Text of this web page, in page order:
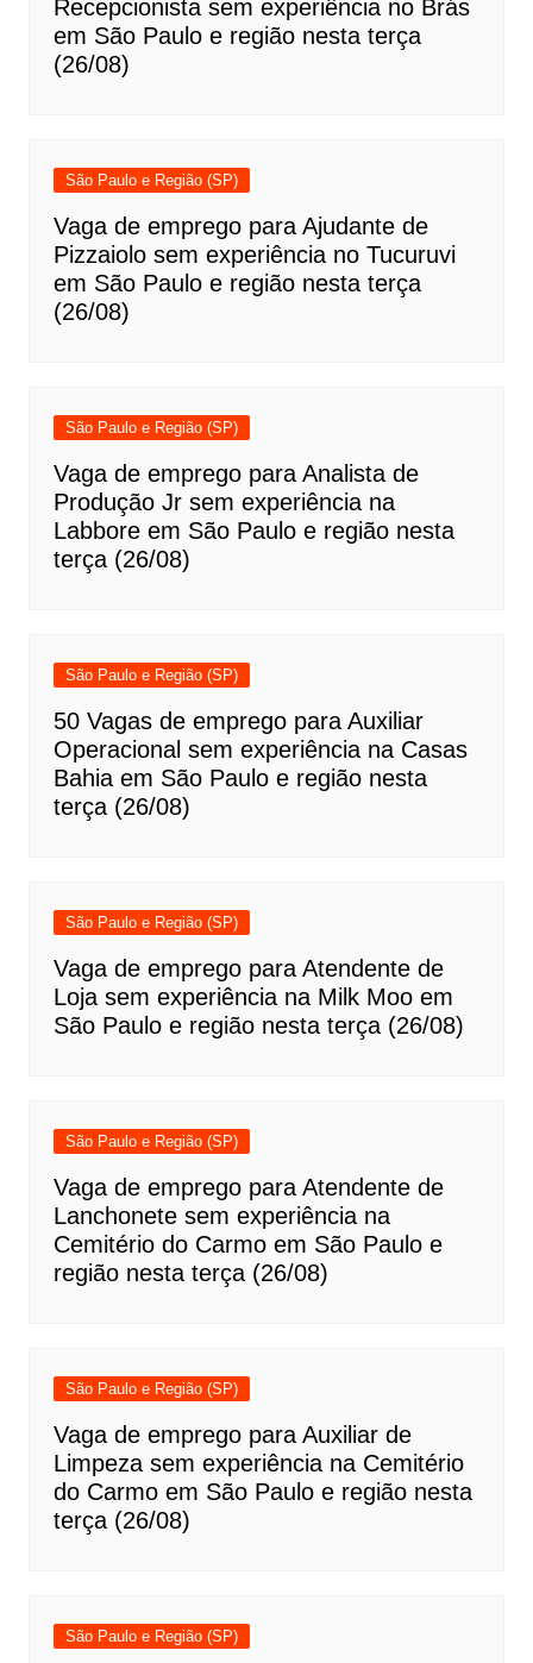
Recepcionista sem experiência no Brás
em São Paulo e região nesta terça
(26/08)
São Paulo e Região (SP)
Vaga de emprego para Ajudante de
Pizzaiolo sem experiência no Tucuruvi
em São Paulo e região nesta terça
(26/08)
São Paulo e Região (SP)
Vaga de emprego para Analista de
Produção Jr sem experiência na
Labbore em São Paulo e região nesta
terça (26/08)
São Paulo e Região (SP)
50 Vagas de emprego para Auxiliar
Operacional sem experiência na Casas
Bahia em São Paulo e região nesta
terça (26/08)
São Paulo e Região (SP)
Vaga de emprego para Atendente de
Loja sem experiência na Milk Moo em
São Paulo e região nesta terça (26/08)
São Paulo e Região (SP)
Vaga de emprego para Atendente de
Lanchonete sem experiência na
Cemitério do Carmo em São Paulo e
região nesta terça (26/08)
São Paulo e Região (SP)
Vaga de emprego para Auxiliar de
Limpeza sem experiência na Cemitério
do Carmo em São Paulo e região nesta
terça (26/08)
São Paulo e Região (SP)